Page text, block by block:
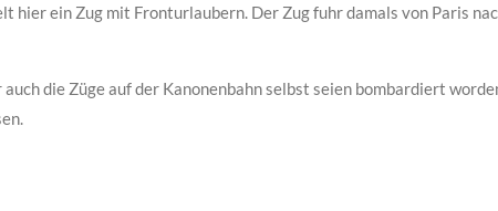
ein Zug mit Fronturlaubern. Der Zug fuhr damals von Paris
die Züge auf der Kanonenbahn selbst seien bombardiert